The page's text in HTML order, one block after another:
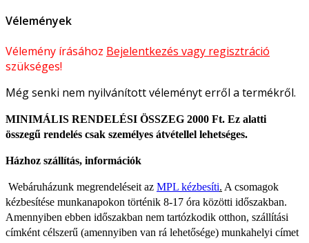
Vélemények
Vélemény írásához Bejelentkezés vagy regisztráció
szükséges!
Még senki nem nyilvánított véleményt erről a termékről.
MINIMÁLIS RENDELÉSI ÖSSZEG 2000 Ft. Ez alatti
összegű rendelés csak személyes átvétellel lehetséges.
Házhoz szállítás, információk
Webáruházunk megrendeléseit az MPL kézbesíti. A csomagok
kézbesítése munkanapokon történik 8-17 óra közötti időszakban.
Amennyiben ebben időszakban nem tartózkodik otthon, szállítási
címként célszerű (amennyiben van rá lehetősége) munkahelyi címet